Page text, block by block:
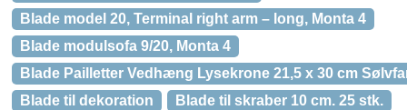
Blade model 20, Terminal right arm – long, Monta 4
Blade modulsofa 9/20, Monta 4
Blade Pailletter Vedhæng Lysekrone 21,5 x 30 cm
Blade til dekoration
Blade til skraber 10 cm. 25 stk.